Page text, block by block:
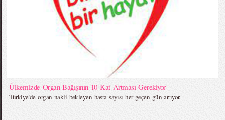
Ülkemizde Organ Bağışının 10 Kat Artması Gerekiyor
Türkiye’de organ nakli bekleyen hasta sayısı her geçen gün artıyor.